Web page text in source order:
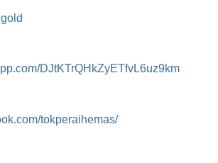
DJtKTrQHkZyETfvL6uz9km
tokperaihemas/